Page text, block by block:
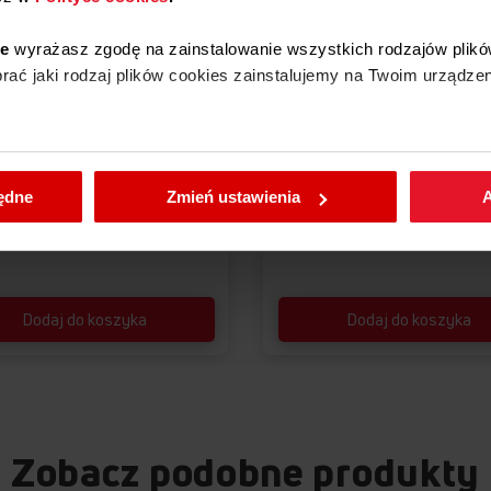
wyrażasz zgodę na zainstalowanie wszystkich rodzajów
jaki rodzaj plików cookies zainstalujemy na Twoim
wybrane przez Ciebie ustawienia plików cookies wchodząc
Zmień ustawienia
zł
Dodaj do koszyka
Porównaj
58,00 zł
Dodaj do koszyka
Zobacz podobne produkty